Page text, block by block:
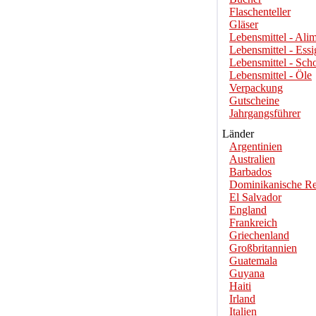
Flaschenteller
Gläser
Lebensmittel -
Lebensmittel -
Lebensmittel -
Lebensmittel - Öle
Verpackung
Gutscheine
Jahrgangsführer
Länder
Argentinien
Australien
Barbados
Dominikanische
El Salvador
England
Frankreich
Griechenland
Großbritannien
Guatemala
Guyana
Haiti
Irland
Italien